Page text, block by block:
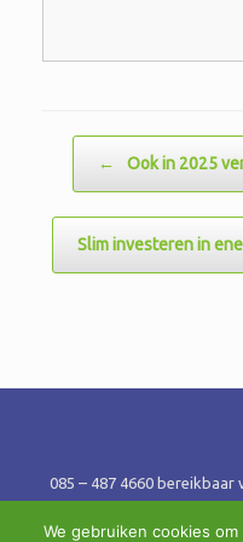
← Ook in 2025
Slim investeren in
085 – 487 4660 bereikbaar
info@bespaargarant |
We gebruiken cookies